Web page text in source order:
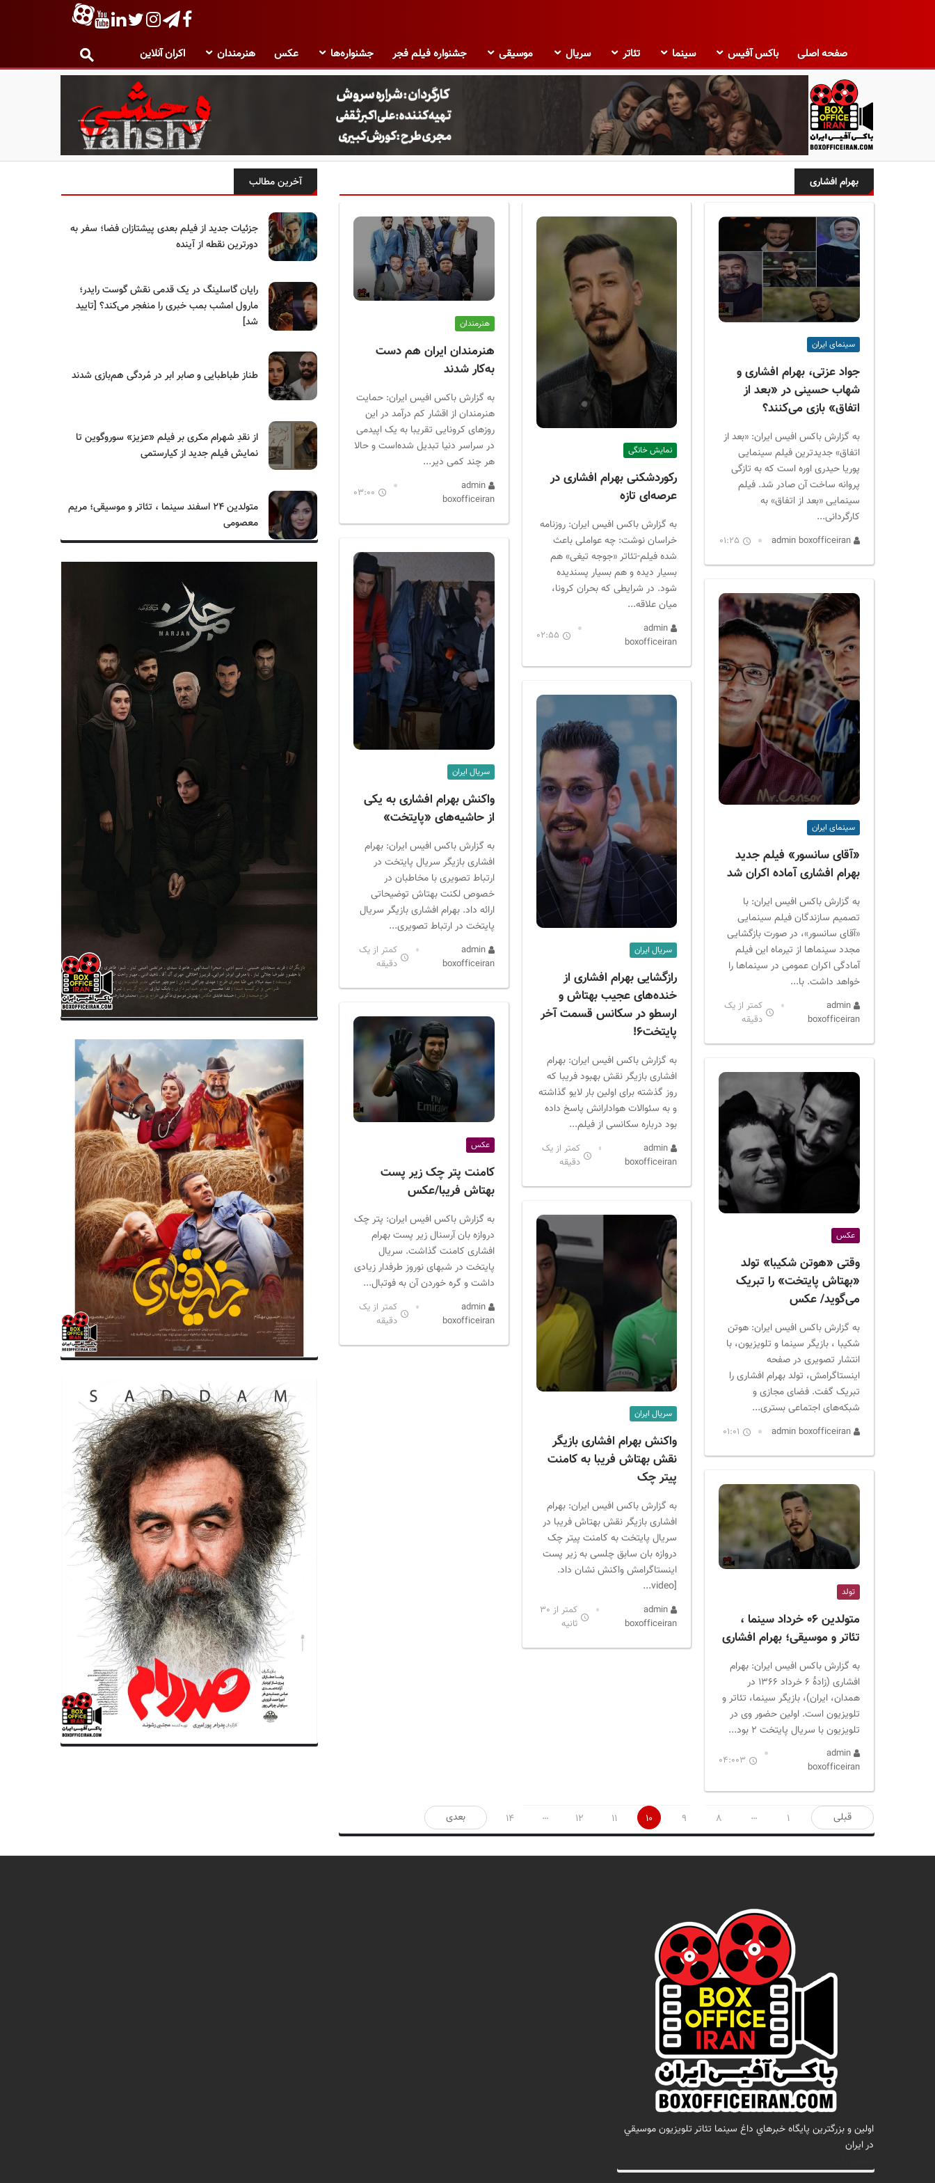
صفحه اصلی باکس آفیس سینما تئاتر سریال موسیقی جشنواره فیلم فجر جشنواره‌ها عکس هنرمندان اکران آنلاین
ب
ک
س
بهرام افشاری
سینمای ایران
جواد عزتی، بهرام افشاری و
شهاب حسینی در «بعد از
اتفاق» بازی می‌کنند؟
به گزارش باکس افیس ایران: «بعد از
اتفاق» جدیدترین فیلم سینمایی
پوریا حیدری اوره است که به تازگی
پروانه ساخت آن صادر شد. فیلم
سینمایی «بعد از اتفاق» به
کارگردانی...
01:25
سینمای ایران
«آقای سانسور» فیلم جدید
بهرام افشاری آماده اکران شد
به گزارش باکس افیس ایران: با
تصمیم سازندگان فیلم سینمایی
«آقای سانسور»، در صورت بازگشایی
مجدد سینماها از تیرماه این فیلم
آمادگی اکران عمومی در سینماها را
خواهد داشت. با...
admin
boxofficeiran
کمتر از یک
دقیقه
عکس
وقتی «هوتن شکیبا» تولد
«بهتاش پایتخت» را تبریک
می‌گوید/ عکس
به گزارش باکس افیس ایران: هوتن
شکیبا ، بازیگر سینما و تلویزیون، با
انتشار تصویری در صفحه
اینستاگرامش، تولد بهرام افشاری را
تبریک گفت. فضای مجازی و
شبکه‌های اجتماعی بستری...
01:01
تولد
متولدین ۰۶ خرداد سینما ،
تئاتر و موسیقی؛ بهرام افشاری
به گزارش باکس افیس ایران: بهرام
افشاری (زادهٔ ۶ خرداد ۱۳۶۶ در
همدان، ایران)، بازیگر سینما، تئاتر و
تلویزیون است. اولین حضور وی در
تلویزیون با سریال پایتخت ۲ بود...
admin
boxofficeiran
04:003
نمایش خانگی
رکوردشکنی بهرام افشاری در
عرصه‌ای تازه
به گزارش باکس افیس ایران: روزنامه
خراسان نوشت: چه عواملی باعث
شده فیلم-تئاتر «جوجه تیغی» هم
بسیار دیده و هم بسیار پسندیده
شود. در شرایطی که بحران کرونا،
میان علاقه...
admin
boxofficeiran
02:55
سریال ایران
رازگشایی بهرام افشاری از
خنده‌های عجیب بهتاش و
ارسطو در سکانس قسمت آخر
پایتخت۶!
به گزارش باکس افیس ایران: بهرام
افشاری بازیگر نقش بهبود فریبا که
روز گذشته برای اولین بار لایو گذاشته
و به سئوالات هوادارانش پاسخ داده
بود درباره سکانسی از فیلم...
admin
boxofficeiran
کمتر از یک
دقیقه
سریال ایران
واکنش بهرام افشاری بازیگر
نقش بهتاش فریبا به کامنت
پیتر چک
به گزارش باکس افیس ایران: بهرام
افشاری بازیگر نقش بهتاش فریبا در
سریال پایتخت به کامنت پیتر چک
دروازه بان سابق چلسی به زیر پست
اینستاگرامش واکنش نشان داد.
[video...
admin
boxofficeiran
کمتر از 30
ثانیه
هنرمندان
هنرمندان ایران هم دست
به‌کار شدند
به گزارش باکس افیس ایران: حمایت
هنرمندان از اقشار کم درآمد در این
روزهای کرونایی تقریبا به یک اپیدمی
در سراسر دنیا تبدیل شده‌است و حالا
هر چند کمی دیر...
admin
boxofficeiran
03:00
سریال ایران
واکنش بهرام افشاری به یکی
از حاشیه‌های «پایتخت»
به گزارش باکس افیس ایران: بهرام
افشاری بازیگر سریال پایتخت در
ارتباط تصویری با مخاطبان در
خصوص لکنت بهتاش توضیحاتی
ارائه داد. بهرام افشاری بازیگر سریال
پایتخت در ارتباط تصویری...
admin
boxofficeiran
کمتر از یک
دقیقه
عکس
کامنت پتر چک زیر پست
بهتاش فریبا/عکس
به گزارش باکس افیس ایران: پتر چک
دروازه بان آرسنال زیر پست بهرام
افشاری کامنت گذاشت. سریال
پایتخت در شبهای نوروز طرفدار زیادی
داشت و گره خوردن آن به فوتبال...
admin
boxofficeiran
کمتر از یک
دقیقه
صفحه‌بندی
نوشته‌ها
قبلی 1
…
8
9
10
11
12
…
14 بعدی
آخرین مطالب
جزئیات جدید از فیلم بعدی پیشتازان فضا؛ سفر به
دورترین نقطه از آینده
رایان گاسلینگ در یک قدمی نقش گوست رایدر؛
مارول امشب بمب خبری را منفجر می‌کند؟ [تایید
شد]
طناز طباطبایی و صابر ابر در مُردگی هم‌بازی شدند
از نقدِ شهرام مکری بر فیلم «عزیز» سوروگوین تا
نمایش فیلم جدید از کیارستمی
متولدین ۲۴ اسفند سینما ، تئاتر و موسیقی؛ مریم
معصومی
اولين و بزرگترين پايگاه خبرهاي داغ سينما تئاتر تلويزيون موسيقي
در ايران